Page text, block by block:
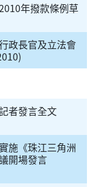
年撥款條例草
政長官及立法會
者發言全文
施《珠江三角洲
開場發言